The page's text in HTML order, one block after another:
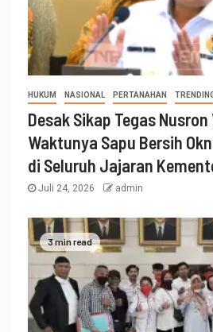
HUKUM NASIONAL PERTANAHAN
Desak Sikap Tegas Nusron
Waktunya Sapu Bersih
di Seluruh Jajaran
Juli 24, 2026 admin
3 min read